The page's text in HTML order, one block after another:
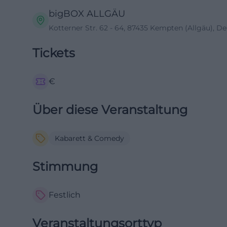
bigBOX ALLGÄU
Kotterner Str. 62 - 64, 87435 Kempten (Allgäu),
Tickets
€
Über diese Veranstaltung
Kabarett & Comedy
Stimmung
Festlich
Veranstaltungsorttyp